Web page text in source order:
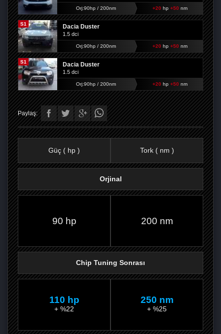
Orj:90hp / 200nm +20 hp +50 nm
S1 Dacia Duster
1.5 dci
Orj:90hp / 200nm +20 hp +50 nm
S1 Dacia Duster
1.5 dci
Orj:90hp / 200nm +20 hp +50 nm
Paylaş:
Güç ( hp ) Tork ( nm )
Orjinal
90 hp 200 nm
Chip Tuning Sonrası
110 hp
+ %22
250 nm
+ %25